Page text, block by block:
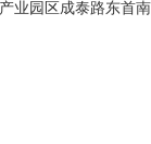
业园区成泰路东首南